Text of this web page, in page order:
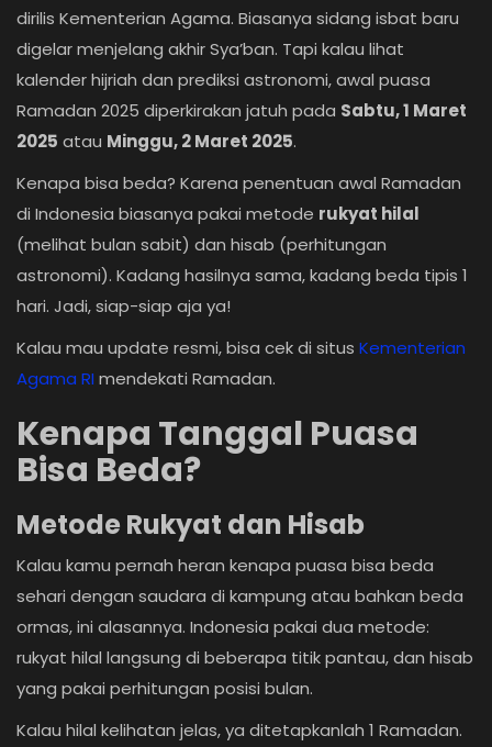
dirilis Kementerian Agama. Biasanya sidang isbat baru
digelar menjelang akhir Sya’ban. Tapi kalau lihat
kalender hijriah dan prediksi astronomi, awal puasa
Ramadan 2025 diperkirakan jatuh pada Sabtu, 1 Maret
2025 atau Minggu, 2 Maret 2025.
Kenapa bisa beda? Karena penentuan awal Ramadan
di Indonesia biasanya pakai metode rukyat hilal
(melihat bulan sabit) dan hisab (perhitungan
astronomi). Kadang hasilnya sama, kadang beda tipis 1
hari. Jadi, siap-siap aja ya!
Kalau mau update resmi, bisa cek di situs Kementerian
Agama RI mendekati Ramadan.
Kenapa Tanggal Puasa
Bisa Beda?
Metode Rukyat dan Hisab
Kalau kamu pernah heran kenapa puasa bisa beda
sehari dengan saudara di kampung atau bahkan beda
ormas, ini alasannya. Indonesia pakai dua metode:
rukyat hilal langsung di beberapa titik pantau, dan hisab
yang pakai perhitungan posisi bulan.
Kalau hilal kelihatan jelas, ya ditetapkanlah 1 Ramadan.